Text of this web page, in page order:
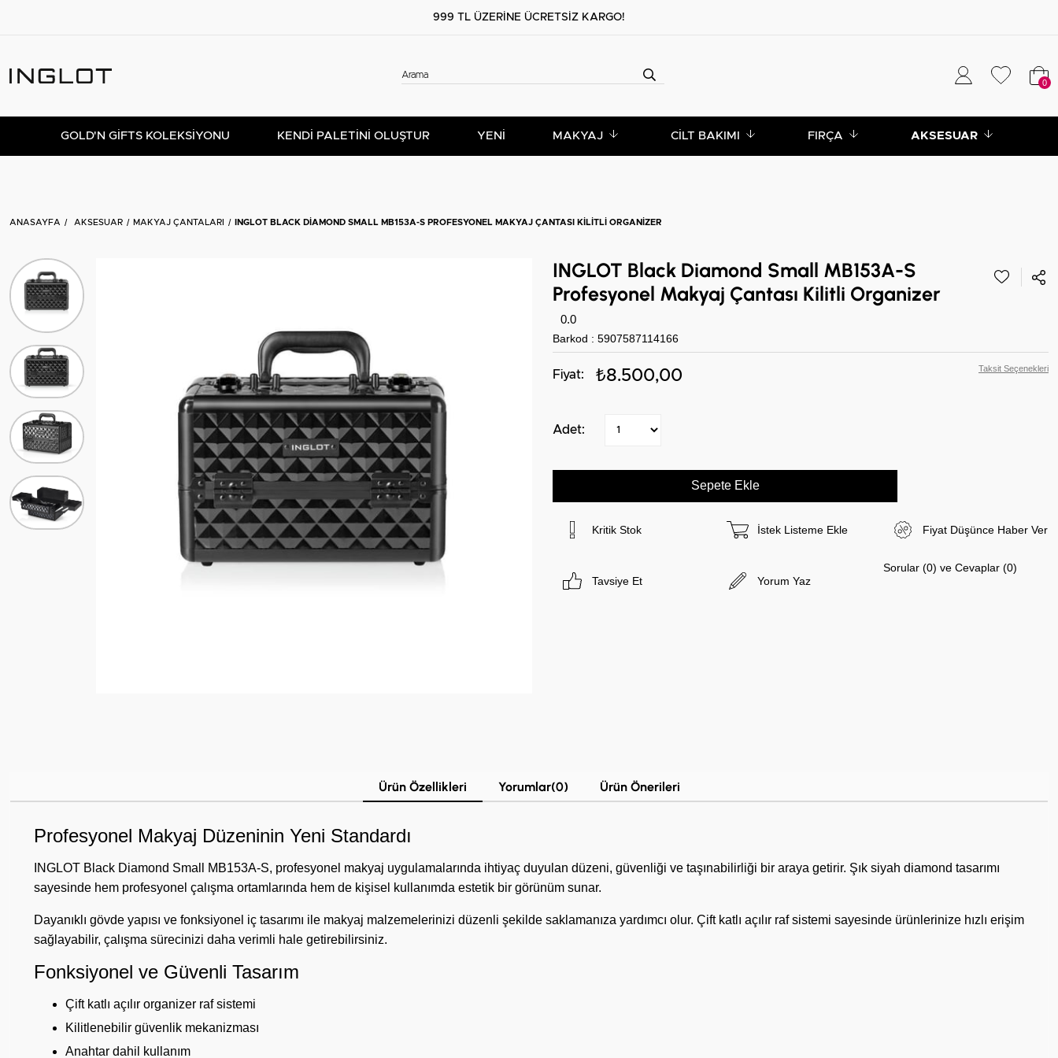
999 TL ÜZERİNE ÜCRETSİZ KARGO!
0
GOLD'N GIFTS KOLEKSIYONU KENDİ PALETİNİ OLUŞTUR YENİ MAKYAJ CILT BAKIMI FIRÇA AKSESUAR
ANASAYFA AKSESUAR MAKYAJ ÇANTALARI INGLOT BLACK DIAMOND SMALL MB153A-S PROFESYONEL MAKYAJ ÇANTASI KILITLI ORGANIZER
INGLOT Black Diamond Small MB153A-S
Profesyonel Makyaj Çantası Kilitli Organizer
0.0
Barkod : 5907587114166
₺8.500,00 Taksit Seçenekleri
Kritik Stok İstek Listeme Ekle Fiyat Düşünce Haber Ver
Tavsiye Et Yorum Yaz
Sorular (0) ve Cevaplar (0)
Ürün Özellikleri Yorumlar(0) Ürün Önerileri
Profesyonel Makyaj Düzeninin Yeni Standardı
INGLOT Black Diamond Small MB153A-S, profesyonel makyaj uygulamalarında ihtiyaç duyulan düzeni, güvenliği ve taşınabilirliği bir araya getirir. Şık siyah diamond tasarımı
sayesinde hem profesyonel çalışma ortamlarında hem de kişisel kullanımda estetik bir görünüm sunar.
Dayanıklı gövde yapısı ve fonksiyonel iç tasarımı ile makyaj malzemelerinizi düzenli şekilde saklamanıza yardımcı olur. Çift katlı açılır raf sistemi sayesinde ürünlerinize hızlı erişim
sağlayabilir, çalışma sürecinizi daha verimli hale getirebilirsiniz.
Fonksiyonel ve Güvenli Tasarım
Çift katlı açılır organizer raf sistemi
Kilitlenebilir güvenlik mekanizması
Anahtar dahil kullanım